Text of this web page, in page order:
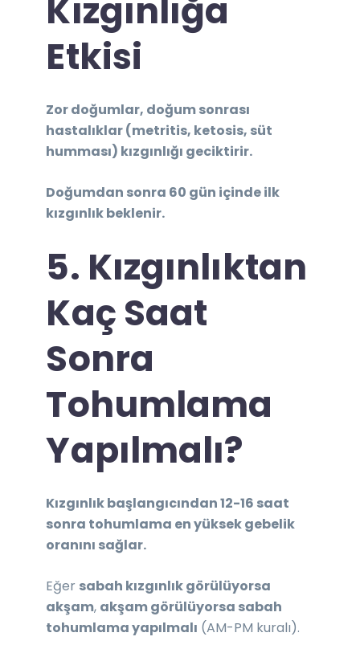
Kızgınlığa
Etkisi
Zor doğumlar, doğum sonrası
hastalıklar (metritis, ketosis, süt
humması) kızgınlığı geciktirir.
Doğumdan sonra 60 gün içinde ilk
kızgınlık beklenir.
5. Kızgınlıktan
Kaç Saat
Sonra
Tohumlama
Yapılmalı?
Kızgınlık başlangıcından 12-16 saat
sonra tohumlama en yüksek gebelik
oranını sağlar.
Eğer sabah kızgınlık görülüyorsa
akşam, akşam görülüyorsa sabah
tohumlama yapılmalı (AM-PM kuralı).